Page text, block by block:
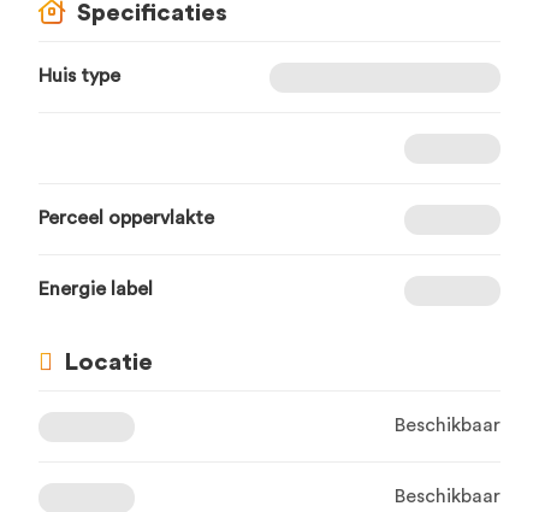
Specificaties
Huis type
Perceel oppervlakte
Energie label
Locatie
Beschikbaar
Beschikbaar